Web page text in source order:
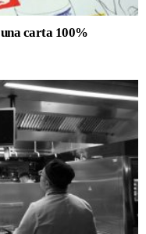
carta 100%